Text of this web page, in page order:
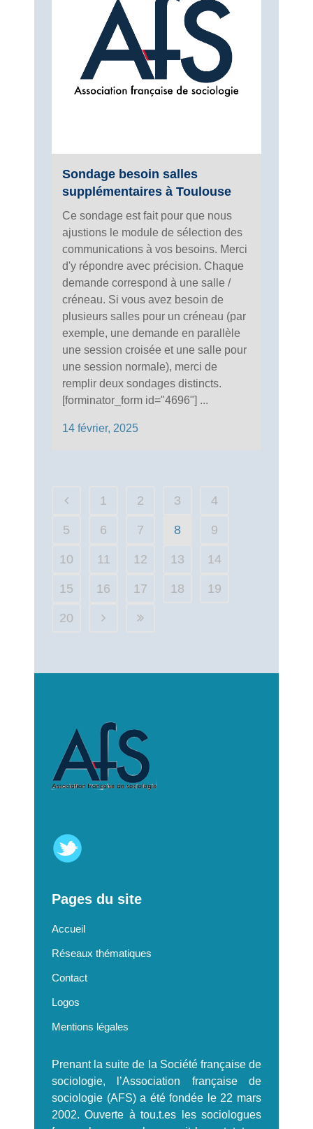
Sondage besoin salles
supplémentaires à Toulouse
Ce sondage est fait pour que nous
ajustions le module de sélection des
communications à vos besoins. Merci
d'y répondre avec précision. Chaque
demande correspond à une salle /
créneau. Si vous avez besoin de
plusieurs salles pour un créneau (par
exemple, une demande en parallèle
une session croisée et une salle pour
une session normale), merci de
remplir deux sondages distincts.
[forminator_form id="4696"] ...
14 février, 2025
1 2 3 4
5 6 7 8 9
10 11 12 13 14
15 16 17 18 19
20
Pages du site
Accueil
Réseaux thématiques
Contact
Logos
Mentions légales
Prenant la suite de la Société française de
sociologie, l’Association française de
sociologie (AFS) a été fondée le 22 mars
2002. Ouverte à tou.t.es les sociologues